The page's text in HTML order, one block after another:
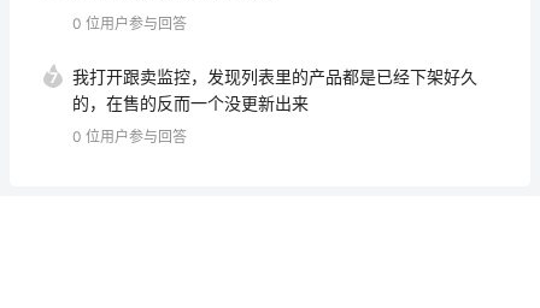
0 位用户参与回答
7
我打开跟卖监控，发现列表里的产品都是已经下架好久
的，在售的反而一个没更新出来
0 位用户参与回答